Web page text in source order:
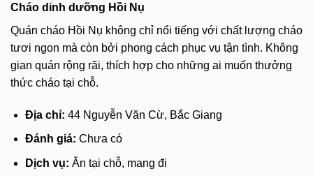
Cháo dinh dưỡng Hồi Nụ
Quán cháo Hồi Nụ không chỉ nổi tiếng với chất lượng cháo
tươi ngon mà còn bởi phong cách phục vụ tận tình. Không
gian quán rộng rãi, thích hợp cho những ai muốn thưởng
thức cháo tại chỗ.
Địa chỉ: 44 Nguyễn Văn Cừ, Bắc Giang
Đánh giá: Chưa có
Dịch vụ: Ăn tại chỗ, mang đi